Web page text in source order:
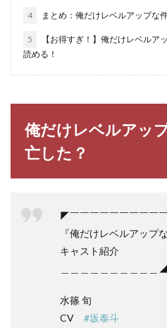
4 まとめ：俺だけレベルアップな
5
【お得すぎ！】俺だけレベルア
読める！
俺だけレベルアッ
亡した？
◤￣￣￣￣￣￣￣￣￣￣
『俺だけレベルアップな
キャスト紹介
＿＿＿＿＿＿＿＿＿＿◢
水篠 旬
CV #坂泰斗